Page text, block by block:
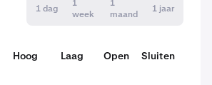
1 dag
1
week
1
maand
1 jaar
Hoog Laag Open
Sluiten